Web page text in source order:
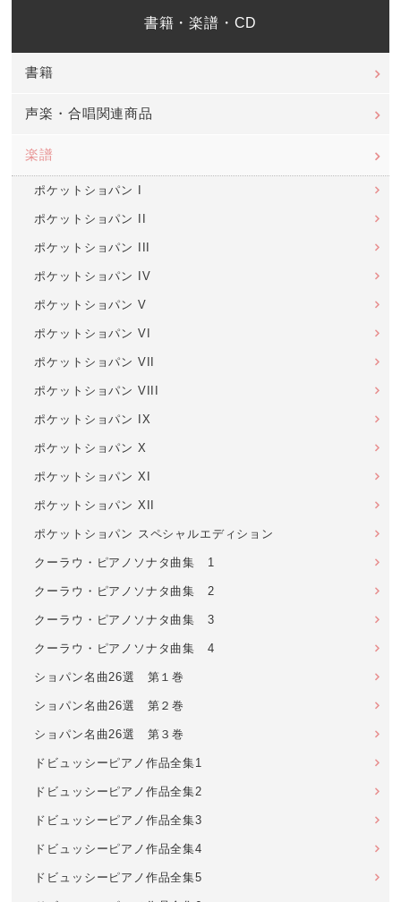
書籍・楽譜・CD
書籍
声楽・合唱関連商品
楽譜
ポケットショパン I
ポケットショパン II
ポケットショパン III
ポケットショパン IV
ポケットショパン V
ポケットショパン VI
ポケットショパン VII
ポケットショパン VIII
ポケットショパン IX
ポケットショパン X
ポケットショパン XI
ポケットショパン XII
ポケットショパン スペシャルエディション
クーラウ・ピアノソナタ曲集 1
クーラウ・ピアノソナタ曲集 2
クーラウ・ピアノソナタ曲集 3
クーラウ・ピアノソナタ曲集 4
ショパン名曲26選 第１巻
ショパン名曲26選 第２巻
ショパン名曲26選 第３巻
ドビュッシーピアノ作品全集1
ドビュッシーピアノ作品全集2
ドビュッシーピアノ作品全集3
ドビュッシーピアノ作品全集4
ドビュッシーピアノ作品全集5